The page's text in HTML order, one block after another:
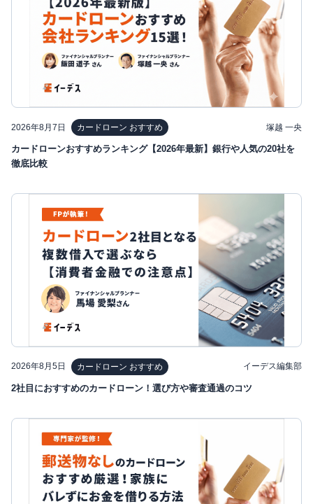
2026年8月7日 カードローン おすすめ 塚越 一央
カードローンおすすめランキング【2026年最新】銀行や人気の20社を
徹底比較
2026年8月5日 カードローン おすすめ イーデス編集部
2社目におすすめのカードローン！選び方や審査通過のコツ